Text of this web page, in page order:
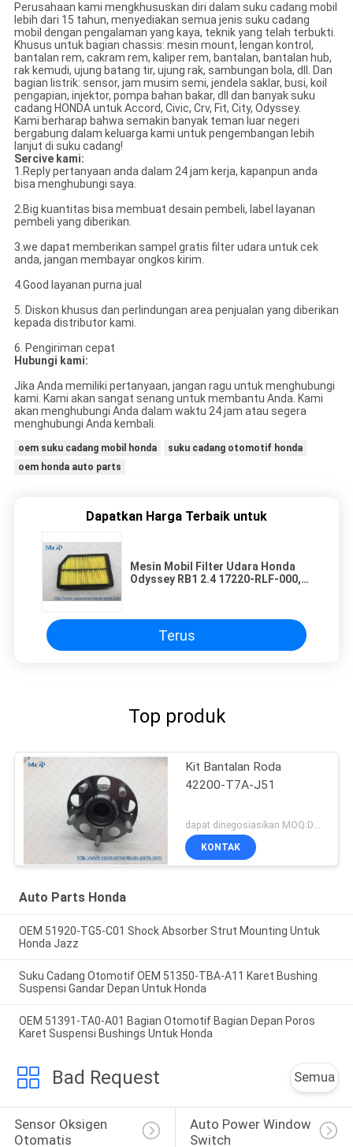
Perusahaan kami mengkhususkan diri dalam suku cadang mobil
lebih dari 15 tahun, menyediakan semua jenis suku cadang
mobil dengan pengalaman yang kaya, teknik yang telah terbukti.
Khusus untuk bagian chassis: mesin mount, lengan kontrol,
bantalan rem, cakram rem, kaliper rem, bantalan, bantalan hub,
rak kemudi, ujung batang tir, ujung rak, sambungan bola, dll. Dan
bagian listrik: sensor, jam musim semi, jendela saklar, busi, koil
pengapian, injektor, pompa bahan bakar, dll dan banyak suku
cadang HONDA untuk Accord, Civic, Crv, Fit, City, Odyssey.
Kami berharap bahwa semakin banyak teman luar negeri
bergabung dalam keluarga kami untuk pengembangan lebih
lanjut di suku cadang!
Sercive kami:
1.Reply pertanyaan anda dalam 24 jam kerja, kapanpun anda
bisa menghubungi saya.
2.Big kuantitas bisa membuat desain pembeli, label layanan
pembeli yang diberikan.
3.we dapat memberikan sampel gratis filter udara untuk cek
anda, jangan membayar ongkos kirim.
4.Good layanan purna jual
5. Diskon khusus dan perlindungan area penjualan yang diberikan
kepada distributor kami.
6. Pengiriman cepat
Hubungi kami:
Jika Anda memiliki pertanyaan, jangan ragu untuk menghubungi
kami. Kami akan sangat senang untuk membantu Anda. Kami
akan menghubungi Anda dalam waktu 24 jam atau segera
menghubungi Anda kembali.
oem suku cadang mobil honda
suku cadang otomotif honda
oem honda auto parts
Dapatkan Harga Terbaik untuk
Mesin Mobil Filter Udara Honda
Odyssey RB1 2.4 17220-RLF-000,
Terus
Top produk
Kit Bantalan Roda
42200-T7A-J51
dapat dinegosiasikan MOQ:Dapat dinegosiasikan
KONTAK
Auto Parts Honda
OEM 51920-TG5-C01 Shock Absorber Strut Mounting Untuk
Honda Jazz
Suku Cadang Otomotif OEM 51350-TBA-A11 Karet Bushing
Suspensi Gandar Depan Untuk Honda
OEM 51391-TA0-A01 Bagian Otomotif Bagian Depan Poros
Karet Suspensi Bushings Untuk Honda
Bad Request Semua
Sensor Oksigen
Otomatis
Auto Power Window
Switch